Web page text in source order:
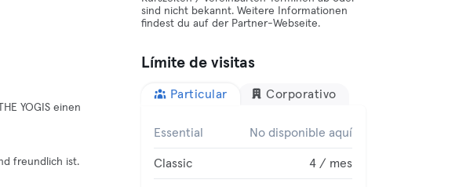
YOGIS einen
freundlich ist.
sind nicht bekannt. Weitere Informationen
findest du auf der Partner-Webseite.
Límite de visitas
Particular Corporativo
Essential No disponible aquí
Classic 4 / mes